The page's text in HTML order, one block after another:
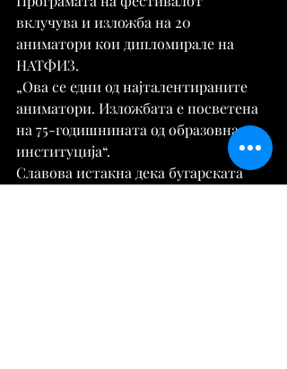
вклучува и изложба на 20
аниматори кои дипломирале на
НАТФИЗ.
„Ова се едни од најталентираните
аниматори. Изложбата е посветена
на 75-годишнината од образовната
институција“.
Славова истакна дека бугарската